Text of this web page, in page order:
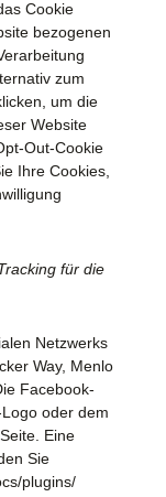
Cookie
bezogenen
zum
um die
Website
Out-Cookie
Ihre Cookies,
für die
Netzwerks
Way, Menlo
Facebook-
oder dem
Eine
Sie
plugins/